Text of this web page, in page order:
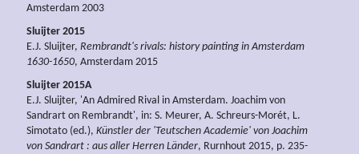
Amsterdam 2003
Sluijter 2015
E.J. Sluijter, Rembrandt's rivals: history painting in Amsterdam
1630-1650, Amsterdam 2015
Sluijter 2015A
E.J. Sluijter, 'An Admired Rival in Amsterdam. Joachim von
Sandrart on Rembrandt', in: S. Meurer, A. Schreurs-Morét, L.
Simotato (ed.), Künstler der 'Teutschen Academie' von Joachim
von Sandrart : aus aller Herren Länder, Rurnhout 2015, p. 235-